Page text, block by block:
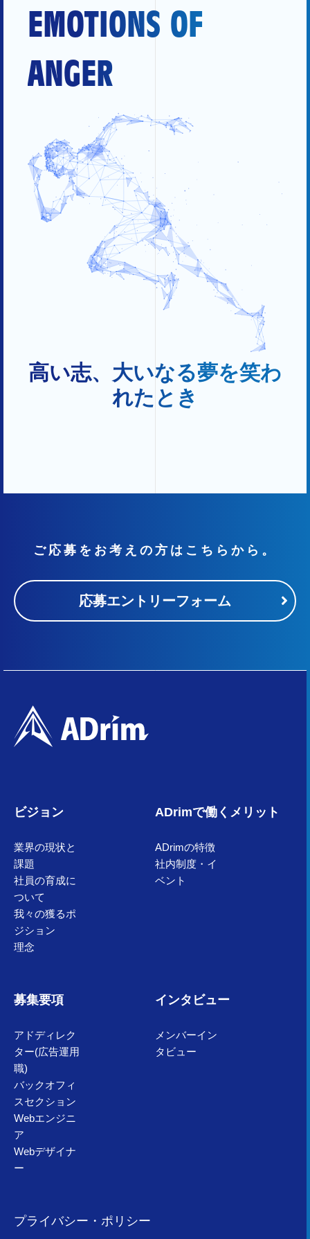
EMOTIONS OF
ANGER
高い志、大いなる夢を笑わ
れたとき
ご応募をお考えの方はこちらから。
応募エントリーフォーム
ビジョン
業界の現状と
課題
社員の育成に
ついて
我々の獲るポ
ジション
理念
ADrimで働くメリット
ADrimの特徴
社内制度・イ
ベント
募集要項
アドディレク
ター(広告運用
職)
バックオフィ
スセクション
Webエンジニ
ア
Webデザイナ
ー
インタビュー
メンバーイン
タビュー
プライバシー・ポリシー